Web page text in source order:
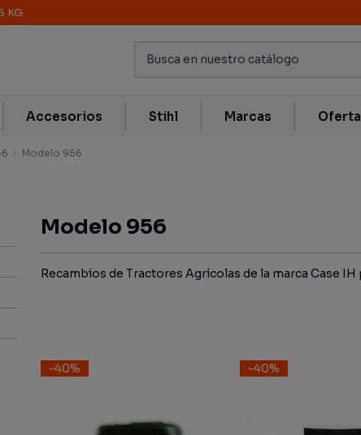
KG.
Accesorios Stihl Marcas Oferta
Modelo 956
Modelo 956
Recambios de Tractores Agrícolas de la marca Case
-40% -40%